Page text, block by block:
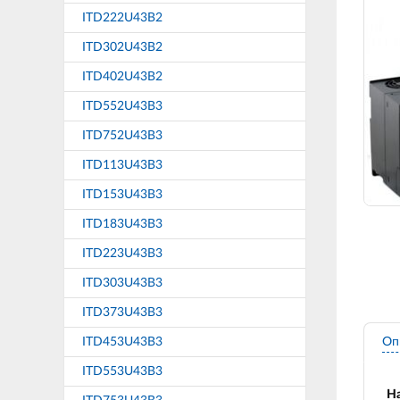
ITD222U43B2
ITD302U43B2
ITD402U43B2
ITD552U43B3
ITD752U43B3
ITD113U43B3
ITD153U43B3
ITD183U43B3
ITD223U43B3
ITD303U43B3
ITD373U43B3
ITD453U43B3
ITD553U43B3